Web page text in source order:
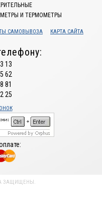
И ТЕРМОМЕТРЫ
САМОВЫВОЗА КАРТА САЙТА
13
62
81
25
ЗАЩИЩЕНЫ.